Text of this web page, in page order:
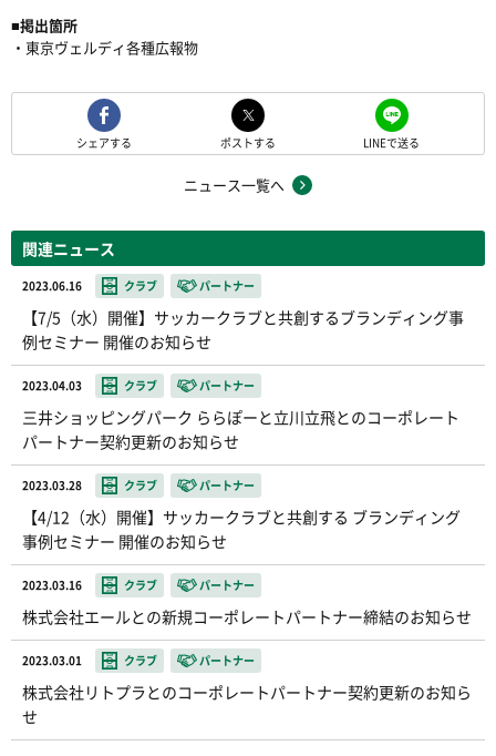
■掲出箇所
・東京ヴェルディ各種広報物
シェアする ポストする LINEで送る
ニュース一覧へ
関連ニュース
2023.06.16 クラブ パートナー
【7/5（水）開催】サッカークラブと共創するブランディング事
例セミナー 開催のお知らせ
2023.04.03 クラブ パートナー
三井ショッピングパーク ららぽーと立川立飛とのコーポレート
パートナー契約更新のお知らせ
2023.03.28 クラブ パートナー
【4/12（水）開催】サッカークラブと共創する ブランディング
事例セミナー 開催のお知らせ
2023.03.16 クラブ パートナー
株式会社エールとの新規コーポレートパートナー締結のお知らせ
2023.03.01 クラブ パートナー
株式会社リトプラとのコーポレートパートナー契約更新のお知ら
せ